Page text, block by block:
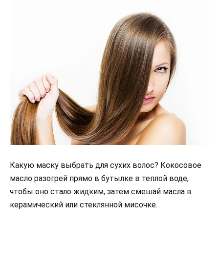
Какую маску выбрать для сухих волос? Кокосовое
масло разогрей прямо в бутылке в теплой воде,
чтобы оно стало жидким, затем смешай масла в
керамический или стеклянной мисочке.